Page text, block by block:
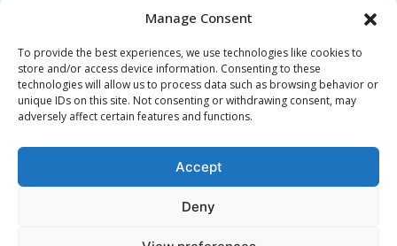
Manage Consent
To provide the best experiences, we use technologies like cookies to
store and/or access device information. Consenting to these
technologies will allow us to process data such as browsing behavior or
unique IDs on this site. Not consenting or withdrawing consent, may
adversely affect certain features and functions.
Accept
Deny
Ejes de bombas
Acero endurecido y templado
Barras torneadas, rectificadas y pulidas